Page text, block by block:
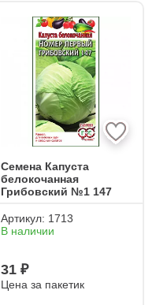
Семена Капуста
белокочанная
Грибовский №1 147
Артикул: 1713
В наличии
31 ₽
Цена за пакетик